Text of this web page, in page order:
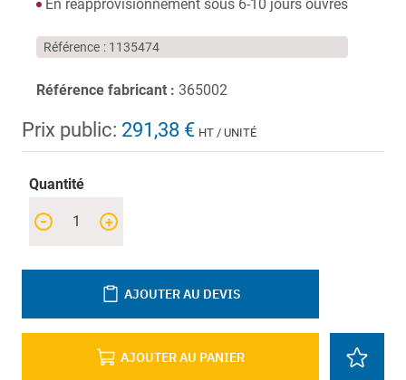
En réapprovisionnement sous 6-10 jours ouvrés
Référence 1135474
Référence fabricant : 365002
Prix public: 291,38 € HT / UNITÉ
Quantité
+
-
AJOUTER AU PANIER
AJOUTER AU DEVIS